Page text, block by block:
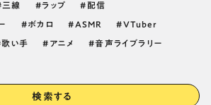
三線 ラップ 配信
ボカロ ASMR VTuber
歌い手 アニメ 音声ライブラリー
検索する